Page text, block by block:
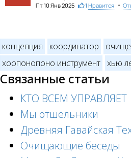
Пт 10 Янв 2025 1 Нравится •
концепция координатор
хоопонопоно инструмент хью
Связанные статьи
КТО ВСЕМ УПРАВЛЯЕТ
Мы отшельники
Древняя Гавайская
Очищающие беседы